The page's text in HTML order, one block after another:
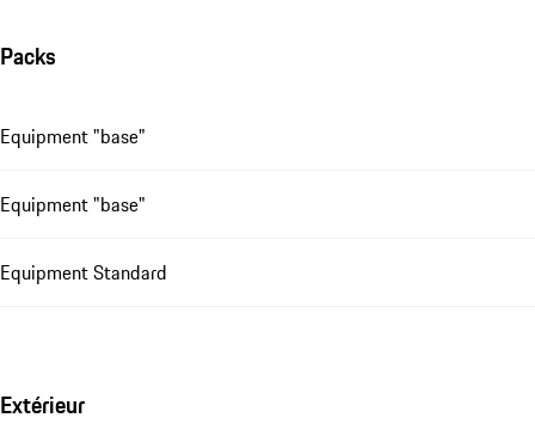
Packs
Equipment "base"
Equipment "base"
Equipment Standard
Extérieur